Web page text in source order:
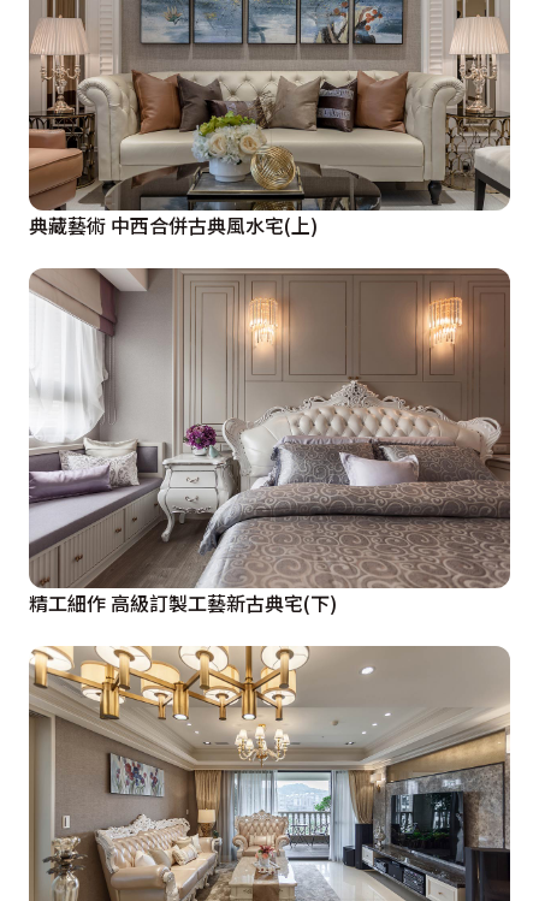
典藏藝術 中西合併古典風水宅(上)
精工細作 高級訂製工藝新古典宅(下)